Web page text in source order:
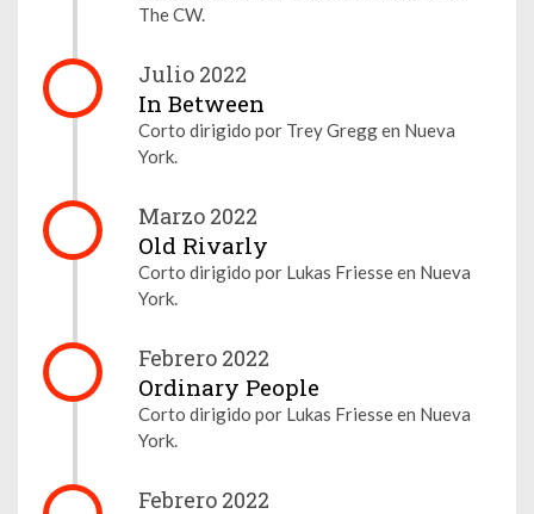
The CW.
Julio 2022
In Between
Corto dirigido por Trey Gregg en Nueva
York.
Marzo 2022
Old Rivarly
Corto dirigido por Lukas Friesse en Nueva
York.
Febrero 2022
Ordinary People
Corto dirigido por Lukas Friesse en Nueva
York.
Febrero 2022